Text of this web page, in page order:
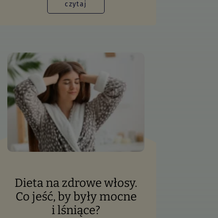
czytaj
Dieta na zdrowe włosy.
Co jeść, by były mocne
i lśniące?